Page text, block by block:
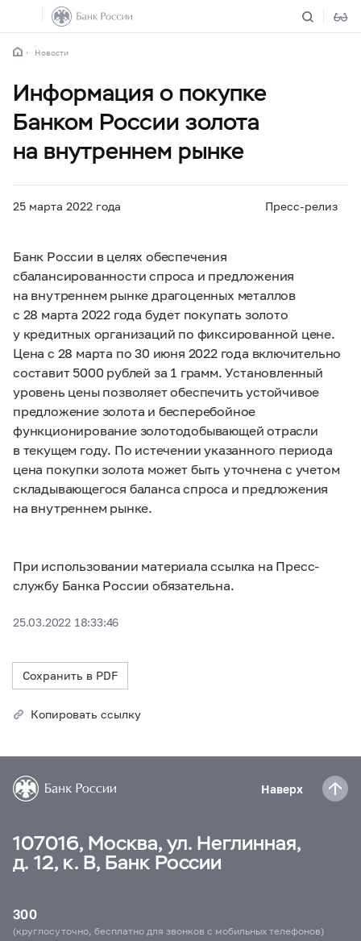
Новости
Информация о покупке
Банком России золота
на внутреннем рынке
25 марта 2022 года Пресс-релиз
Банк России в целях обеспечения
сбалансированности спроса и предложения
на внутреннем рынке драгоценных металлов
с 28 марта 2022 года будет покупать золото
у кредитных организаций по фиксированной цене.
Цена с 28 марта по 30 июня 2022 года включительно
составит 5000 рублей за 1 грамм. Установленный
уровень цены позволяет обеспечить устойчивое
предложение золота и бесперебойное
функционирование золотодобывающей отрасли
в текущем году. По истечении указанного периода
цена покупки золота может быть уточнена с учетом
складывающегося баланса спроса и предложения
на внутреннем рынке.
При использовании материала ссылка на Пресс-
службу Банка России обязательна.
25.03.2022 18:33:46
Сохранить в PDF
Копировать ссылку
Наверх
107016, Москва, ул. Неглинная,
д. 12, к. В, Банк России
300
(круглосуточно, бесплатно для звонков с мобильных телефонов)